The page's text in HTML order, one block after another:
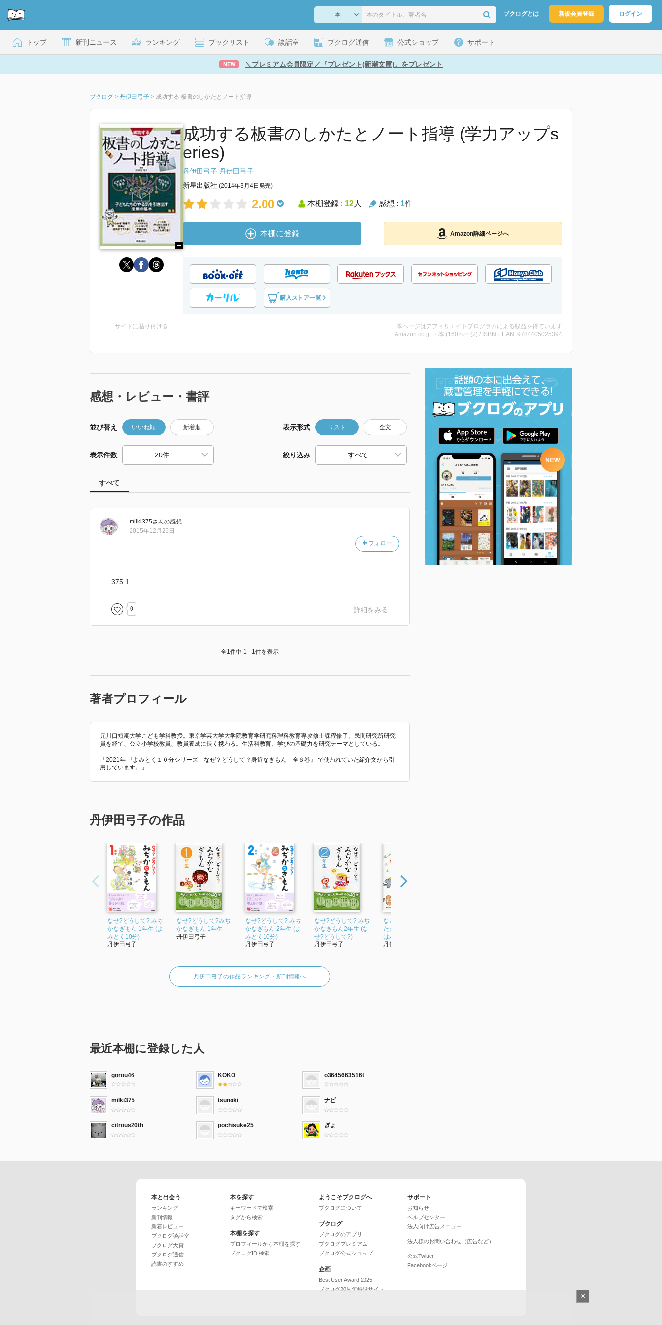
ブクログとは 新規会員登録 ログイン
トップ 新刊ニュース ランキング ブックリスト 談話室 ブクログ通信 公式ショップ サポート
NEW ＼プレミアム会員限定／『プレゼント(新潮文庫)』をプレゼント
ブクログ > 丹伊田弓子 > 成功する 板書のしかたとノート指導
成功する板書のしかたとノート指導 (学力アップs
eries)
丹伊田弓子 丹伊田弓子
新星出版社 (2014年3月4日発売)
2.00 本棚登録 : 12人 感想 : 1件
本棚に登録 Amazon詳細ページへ
購入ストア一覧
サイトに貼り付ける
本ページはアフィリエイトプログラムによる収益を得ています
Amazon.co.jp ・本 (160ページ) / ISBN・EAN: 9784405025394
感想・レビュー・書評
並び替え いいね順 新着順 表示形式 リスト 全文
表示件数 絞り込み
すべて
milki375さんの感想
フォロー
2015年12月26日
375.1
0 詳細をみる
全1件中 1 - 1件を表示
著者プロフィール
元川口短期大学こども学科教授。東京学芸大学大学院教育学研究科理科教育専攻修士課程修了。民間研究所研究
員を経て、公立小学校教員、教員養成に長く携わる。生活科教育、学びの基礎力を研究テーマとしている。
「2021年 『よみとく１０分シリーズ なぜ？どうして？身近なぎもん 全６巻』 で使われていた紹介文から引
用しています。」
丹伊田弓子の作品
なぜ?どうして? みぢ
かなぎもん 1年生 (よ
みとく10分)
丹伊田弓子
なぜ?どうして?みぢ
かなぎもん 1年生
丹伊田弓子
なぜ?どうして? みぢ
かなぎもん 2年生 (よ
みとく10分)
丹伊田弓子
なぜ?どうして? みぢ
かなぎもん2年生 (な
ぜ?どうして?)
丹伊田弓子
なんで?なんで?のこ
たえ方 子どもの「?」
はパパ・ママが解決
丹伊田弓子監修
丹伊田弓子の作品ランキング・新刊情報へ
最近本棚に登録した人
gorou46 KOKO o3645663516t
milki375 tsunoki ナビ
citrous20th pochisuke25 ぎょ
本と出会う
ランキング
新刊情報
新着レビュー
ブクログ談話室
ブクログ大賞
ブクログ通信
読書のすすめ
本を探す
キーワードで検索
タグから検索
本棚を探す
プロフィールから本棚を探す
ブクログID 検索
ようこそブクログへ
ブクログについて
ブクログ
ブクログのアプリ
ブクログプレミアム
ブクログ公式ショップ
企画
Best User Award 2025
ブクログ20周年特設サイト
サポート
お知らせ
ヘルプセンター
法人向け広告メニュー
法人様のお問い合わせ（広告など）
公式Twitter
Facebookページ
×